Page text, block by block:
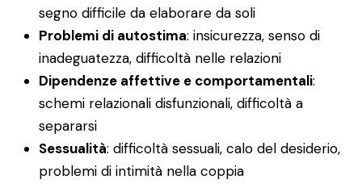
segno difficile da elaborare da soli
Problemi di autostima: insicurezza, senso di
inadeguatezza, difficoltà nelle relazioni
Dipendenze affettive e comportamentali:
schemi relazionali disfunzionali, difficoltà a
separarsi
Sessualità: difficoltà sessuali, calo del desiderio,
problemi di intimità nella coppia